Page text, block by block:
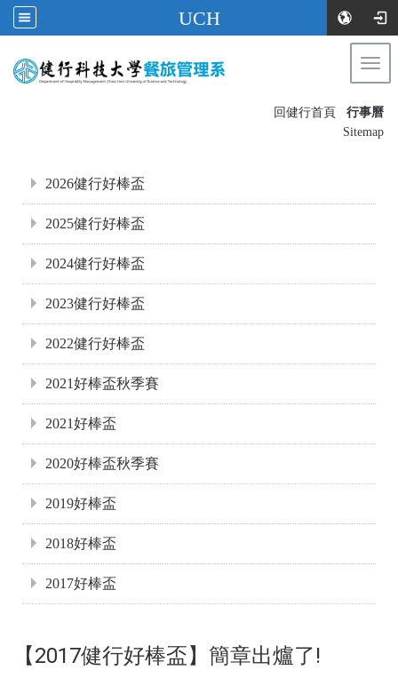
UCH
回健行首頁
行事曆
Sitemap
2026健行好棒盃
2025健行好棒盃
2024健行好棒盃
2023健行好棒盃
2022健行好棒盃
2021好棒盃秋季賽
2021好棒盃
2020好棒盃秋季賽
2019好棒盃
2018好棒盃
2017好棒盃
【2017健行好棒盃】簡章出爐了!